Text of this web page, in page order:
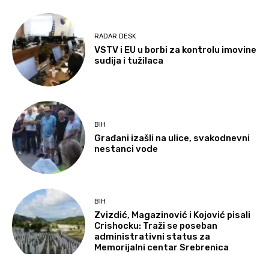
RADAR DESK
VSTV i EU u borbi za kontrolu imovine
sudija i tužilaca
BIH
Građani izašli na ulice, svakodnevni
nestanci vode
BIH
Zvizdić, Magazinović i Kojović pisali
Crishocku: Traži se poseban
administrativni status za
Memorijalni centar Srebrenica